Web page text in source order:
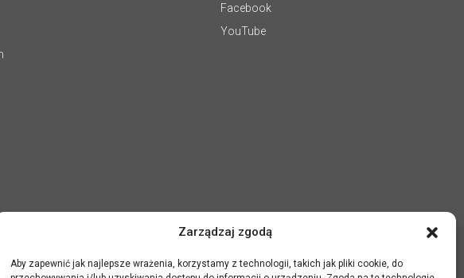
Zarządzaj zgodą
Aby zapewnić jak najlepsze wrażenia, korzystamy z technologii, takich jak pliki cookie, do
Facebook
YouTube